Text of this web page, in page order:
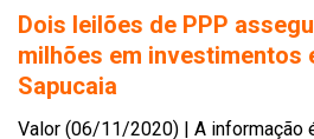
Dois leilões de PPP
milhões em investimentos
Sapucaia
Valor (06/11/2020) | A informação